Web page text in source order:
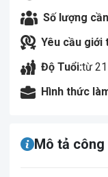
Số lượng
Yêu cầu giới
Độ Tuổi:từ
Hình thức
Mô tả